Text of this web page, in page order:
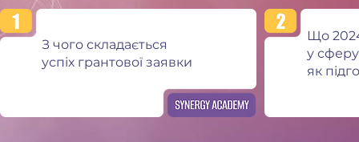
З чого складається
успіх грантової заявки
Що
у сферу
як